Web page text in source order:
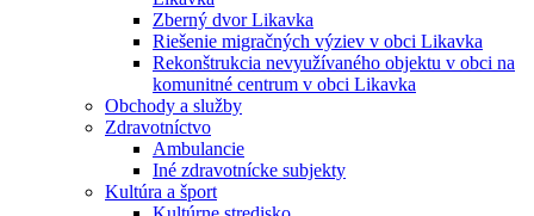
Zberný dvor Likavka
Riešenie migračných výziev v obci Likavka
Rekonštrukcia nevyužívaného objektu v obci na
komunitné centrum v obci Likavka
Obchody a služby
Zdravotníctvo
Ambulancie
Iné zdravotnícke subjekty
Kultúra a šport